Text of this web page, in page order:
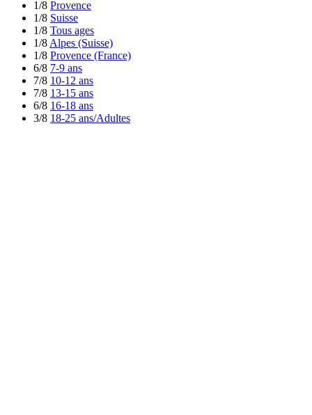
1/8 Provence
1/8 Suisse
1/8 Tous ages
1/8 Alpes (Suisse)
1/8 Provence (France)
6/8 7-9 ans
7/8 10-12 ans
7/8 13-15 ans
6/8 16-18 ans
3/8 18-25 ans/Adultes